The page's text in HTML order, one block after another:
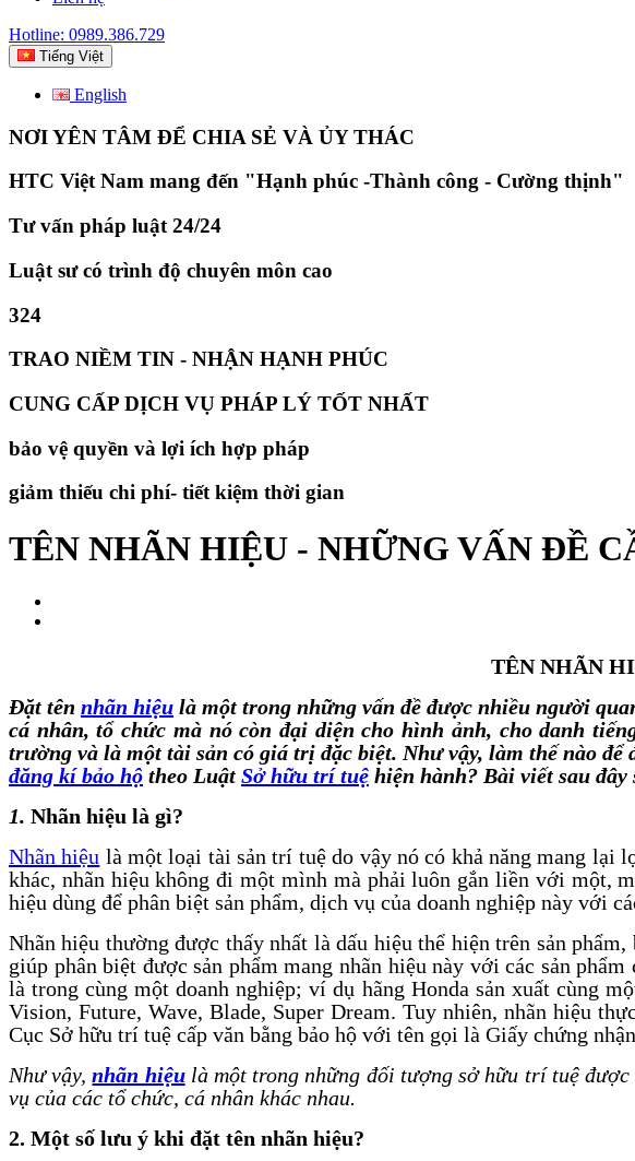
Hotline: 0989.386.729
Tiếng Việt
English
NƠI YÊN TÂM ĐỂ CHIA SẺ VÀ ỦY THÁC
HTC Việt Nam mang đến "Hạnh phúc -Thành công - Cường thịnh"
Tư vấn pháp luật 24/24
Luật sư có trình độ chuyên môn cao
324
TRAO NIỀM TIN - NHẬN HẠNH PHÚC
CUNG CẤP DỊCH VỤ PHÁP LÝ TỐT NHẤT
bảo vệ quyền và lợi ích hợp pháp
giảm thiếu chi phí- tiết kiệm thời gian
​TÊN NHÃN HIỆU - NHỮNG VẤN ĐỀ
TÊN NHÃN
Đặt tên nhãn hiệu là một trong những vấn đề được nhiều người
cá nhân, tổ chức mà nó còn đại diện cho hình ảnh, cho danh
trường và là một tài sản có giá trị đặc biệt. Như vậy, làm thế nào để
đăng kí bảo hộ theo Luật Sở hữu trí tuệ hiện hành? Bài viết sau
1. Nhãn hiệu là gì?
Nhãn hiệu là một loại tài sản trí tuệ do vậy nó có khả năng mang lại
khác, nhãn hiệu không đi một mình mà phải luôn gắn liền với một,
hiệu dùng để phân biệt sản phẩm, dịch vụ của doanh nghiệp này với
Nhãn hiệu thường được thấy nhất là dấu hiệu thể hiện trên sản
giúp phân biệt được sản phẩm mang nhãn hiệu này với các sản
là trong cùng một doanh nghiệp; ví dụ hãng Honda sản xuất cùng
Vision, Future, Wave, Blade, Super Dream. Tuy nhiên, nhãn hiệu
Cục Sở hữu trí tuệ cấp văn bằng bảo hộ với tên gọi là Giấy chứng
Như vậy,nhãn hiệu là một trong những đối tượng sở hữu trí tuệ được
vụ của các tổ chức, cá nhân khác nhau.
2. Một số lưu ý khi đặt tên nhãn hiệu?